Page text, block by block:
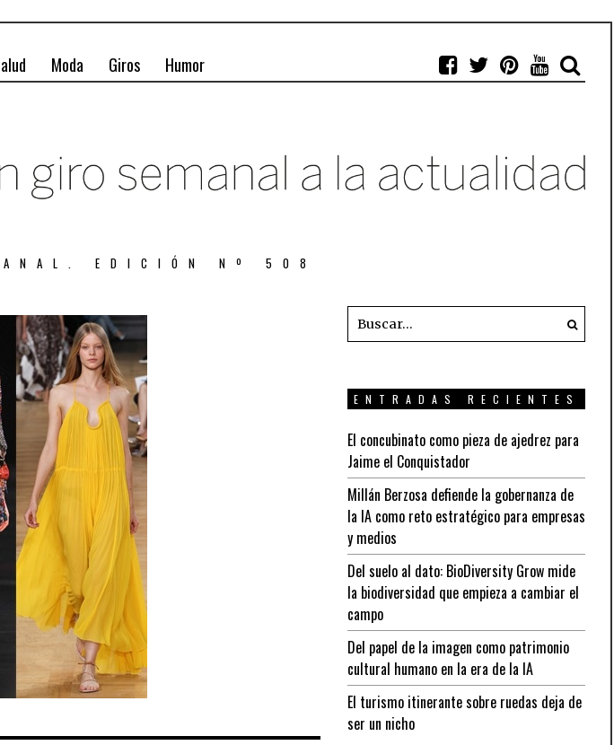
Moda Giros Humor
EDICIÓN Nº 508
ENTRADAS RECIENTES
El concubinato como pieza de ajedrez para
Jaime el Conquistador
Millán Berzosa defiende la gobernanza de
la IA como reto estratégico para empresas
y medios
Del suelo al dato: BioDiversity Grow mide
la biodiversidad que empieza a cambiar el
campo
Del papel de la imagen como patrimonio
cultural humano en la era de la IA
El turismo itinerante sobre ruedas deja de
ser un nicho